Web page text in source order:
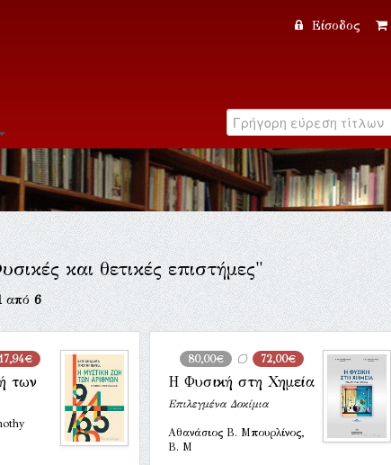
Είσοδος
και θετικές επιστήμες"
από6
17,94€
των
80,00€ 72,00€
Η Φυσική στη Χημεία
Επιλεγμένα Δοκίμια
Αθανάσιος Β. Μπουρλίνος,
Β. Μ